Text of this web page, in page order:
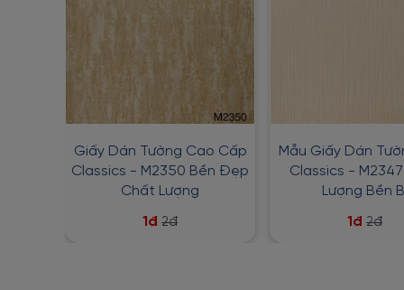
Giấy Dán Tường Cao Cấp
Classics - M2350 Bền Đẹp
Chất Lượng
1đ 2đ
Mẫu Giấy Dán
Classics -
Lượng Bền
1đ 2đ